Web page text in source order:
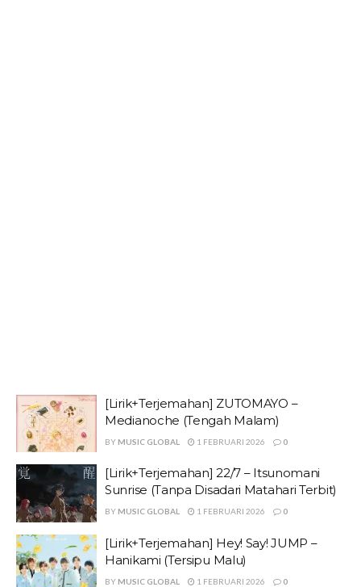
[Lirik+Terjemahan] ZUTOMAYO –
Medianoche (Tengah Malam)
BY MUSIC GLOBAL 1 FEBRUARI 2026 0
[Lirik+Terjemahan] 22/7 – Itsunomani
Sunrise (Tanpa Disadari Matahari Terbit)
BY MUSIC GLOBAL 1 FEBRUARI 2026 0
[Lirik+Terjemahan] Hey! Say! JUMP –
Hanikami (Tersipu Malu)
BY MUSIC GLOBAL 1 FEBRUARI 2026 0